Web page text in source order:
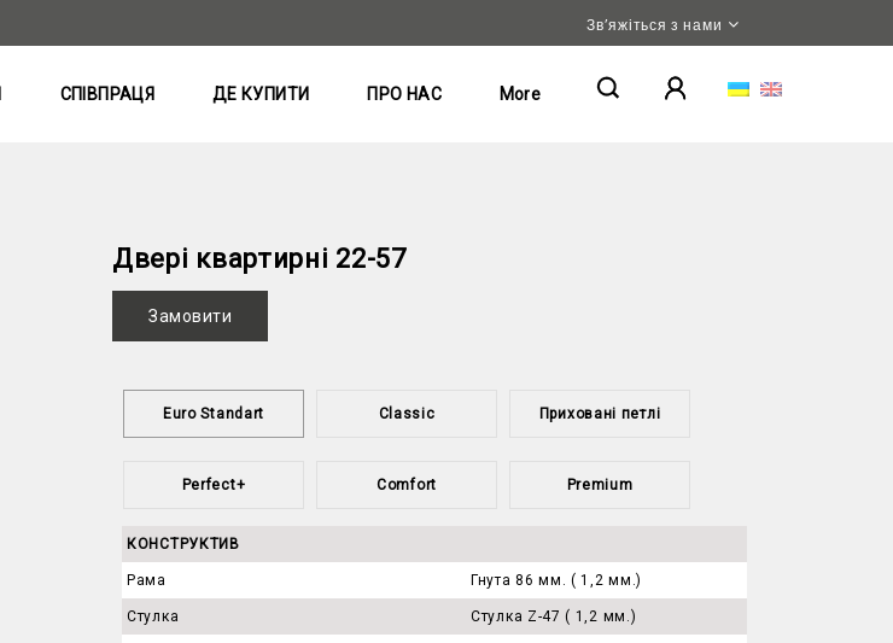
Зв’яжіться з нами
СПІВПРАЦЯ ДЕ КУПИТИ ПРО НАС More
Двері квартирні 22-57
Замовити
Euro Standart Classic Приховані петлі
Perfect+ Comfort Premium
КОНСТРУКТИВ
Рама Гнута 86 мм. ( 1,2 мм.)
Стулка Стулка Z-47 ( 1,2 мм.)